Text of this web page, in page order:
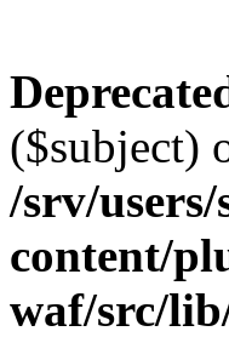
($subject)
/srv/
content/
waf/src/